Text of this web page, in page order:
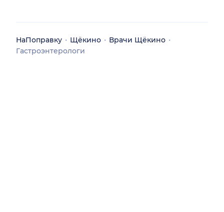
НаПоправку Щёкино
Врачи Щёкино
Гастроэнтерологи